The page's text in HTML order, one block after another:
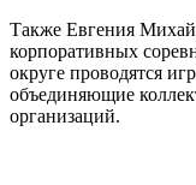
Также Евгения
корпоративных
округе проводятся
объединяющие
организаций.